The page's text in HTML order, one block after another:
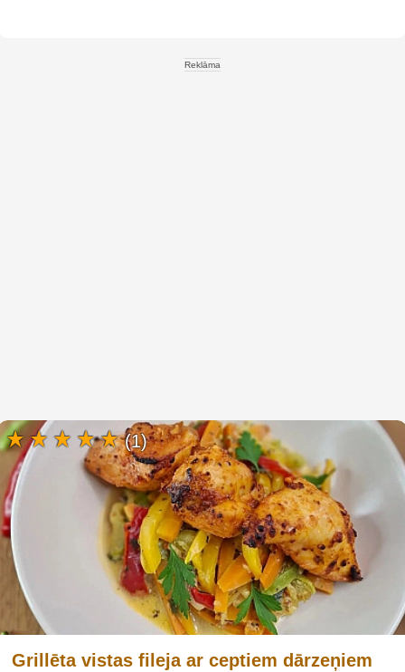
Reklāma
Grillēta vistas fileja ar ceptiem dārzeņiem
(1)